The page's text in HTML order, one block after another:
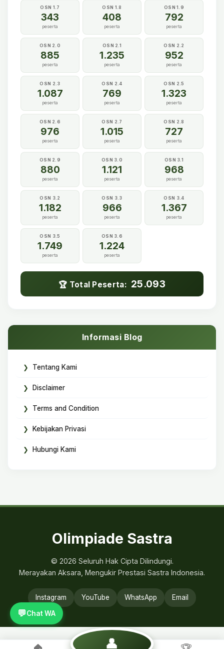
OSN 1.7
343
peserta
OSN 1.8
408
peserta
OSN 1.9
792
peserta
OSN 2.0
885
peserta
OSN 2.1
1.235
peserta
OSN 2.2
952
peserta
OSN 2.3
1.087
peserta
OSN 2.4
769
peserta
OSN 2.5
1.323
peserta
OSN 2.6
976
peserta
OSN 2.7
1.015
peserta
OSN 2.8
727
peserta
OSN 2.9
880
peserta
OSN 3.0
1.121
peserta
OSN 3.1
968
peserta
OSN 3.2
1.182
peserta
OSN 3.3
966
peserta
OSN 3.4
1.367
peserta
OSN 3.5
1.749
peserta
OSN 3.6
1.224
peserta
🏆 Total Peserta: 25.093
Informasi Blog
Tentang Kami
Disclaimer
Terms and Condition
Kebijakan Privasi
Hubungi Kami
Olimpiade Sastra
© 2026 Seluruh Hak Cipta Dilindungi.
Merayakan Aksara, Mengukir Prestasi Sastra Indonesia.
Instagram YouTube WhatsApp Email
💬Chat WA
👤